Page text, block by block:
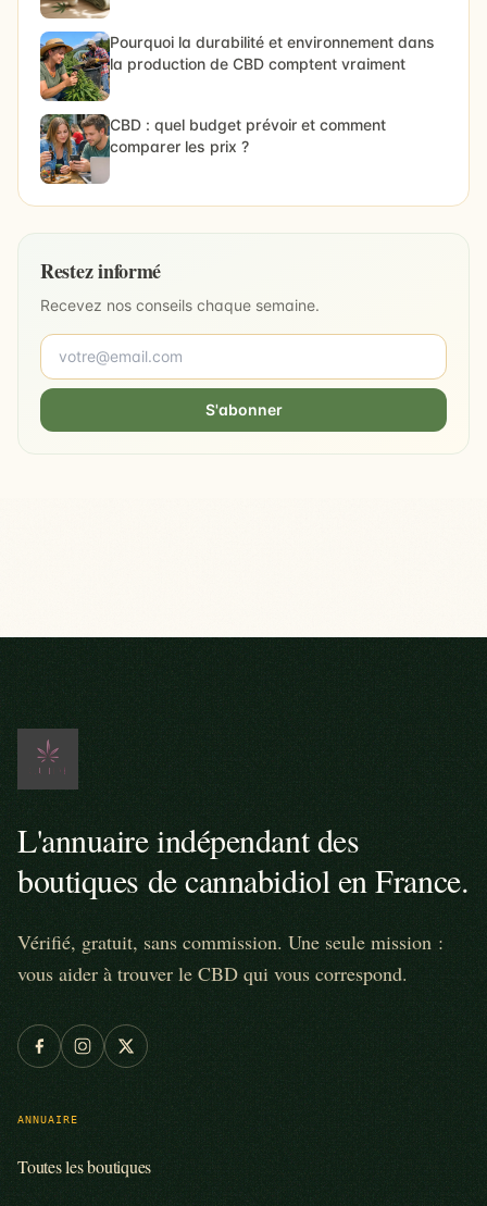
Pourquoi la durabilité et environnement dans
la production de CBD comptent vraiment
CBD : quel budget prévoir et comment
comparer les prix ?
Restez informé
Recevez nos conseils chaque semaine.
S'abonner
L'annuaire indépendant des
boutiques de cannabidiol en France.
Vérifié, gratuit, sans commission. Une seule mission :
vous aider à trouver le CBD qui vous correspond.
ANNUAIRE
Toutes les boutiques